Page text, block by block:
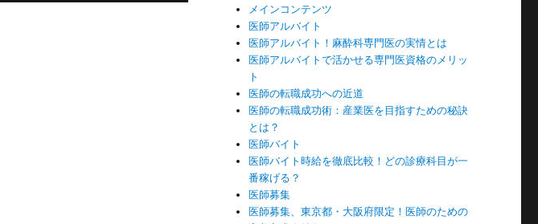
メインコンテンツ
医師アルバイト
医師アルバイト！麻酔科専門医の実情とは
医師アルバイトで活かせる専門医資格のメリッ
ト
医師の転職成功への近道
医師の転職成功術：産業医を目指すための秘訣
とは？
医師バイト
医師バイト時給を徹底比較！どの診療科目が一
番稼げる？
医師募集
医師募集、東京都・大阪府限定！医師のための